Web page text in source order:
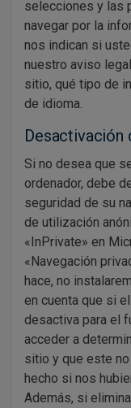
selecciones y las
navegar por la
nos indican si
nuestro aviso
sitio, qué tipo de
de idioma.
Desactivación
Si no desea que
ordenador, debe
seguridad de su
de utilización
«InPrivate» en
«Navegación
hace, no
en cuenta que si
desactiva para el
acceder a
sitio y que este
hecho si nos
Además, si